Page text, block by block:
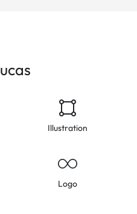
Illustration
Logo